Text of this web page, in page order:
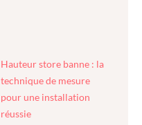
Hauteur store banne : la
technique de mesure
pour une installation
réussie